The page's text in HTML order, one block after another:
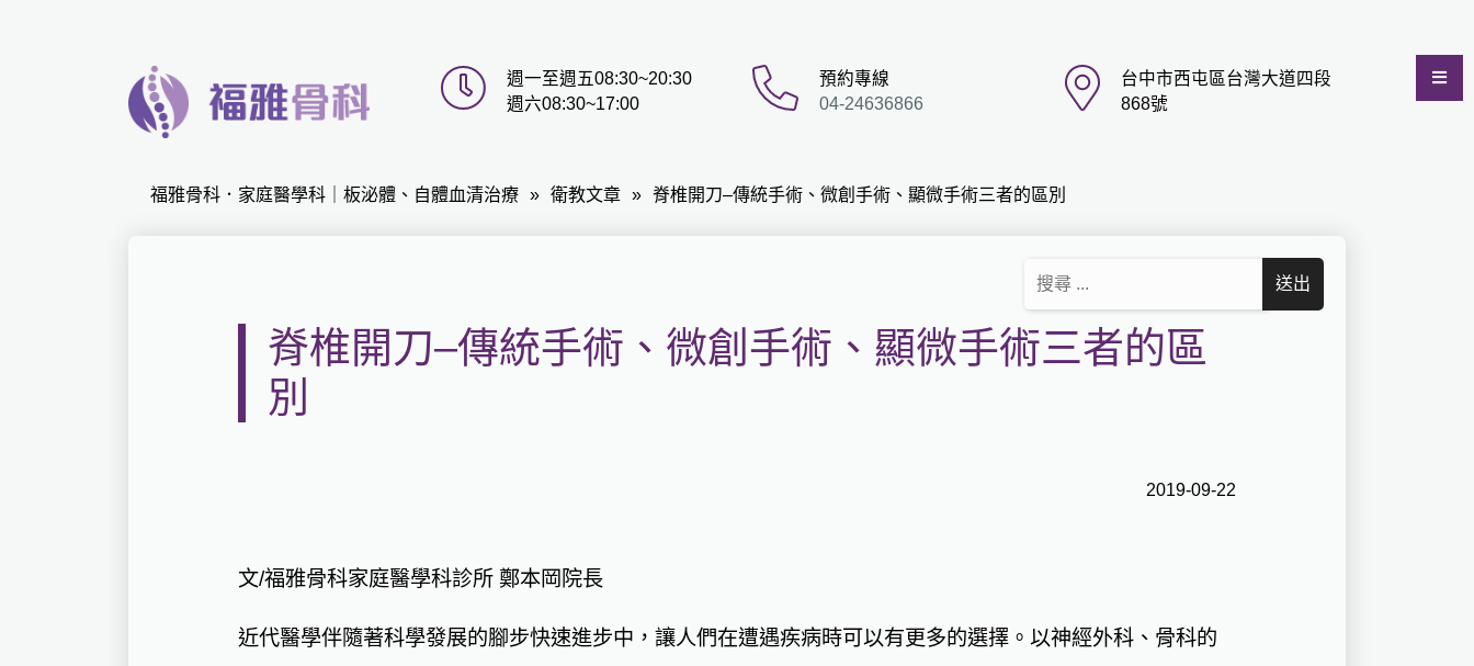
週一至週五08:30~20:30
週六08:30~17:00
預約專線
04-24636866
台中市西屯區台灣大道四段
868號
福雅骨科．家庭醫學科｜板泌體、自體血清治療 衛教文章 脊椎開刀–傳統手術、微創手術、顯微手術三者的區別
脊椎開刀–傳統手術、微創手術、顯微手術三者的區
別
2019-09-22
文/福雅骨科家庭醫學科診所 鄭本岡院長
近代醫學伴隨著科學發展的腳步快速進步中，讓人們在遭遇疾病時可以有更多的選擇。以神經外科、骨科的